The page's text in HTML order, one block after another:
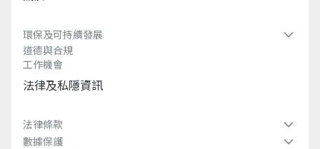
環保及可持續發展​
道德與合規
工作機會
法律及私隱資訊​
法律條款
數據保護